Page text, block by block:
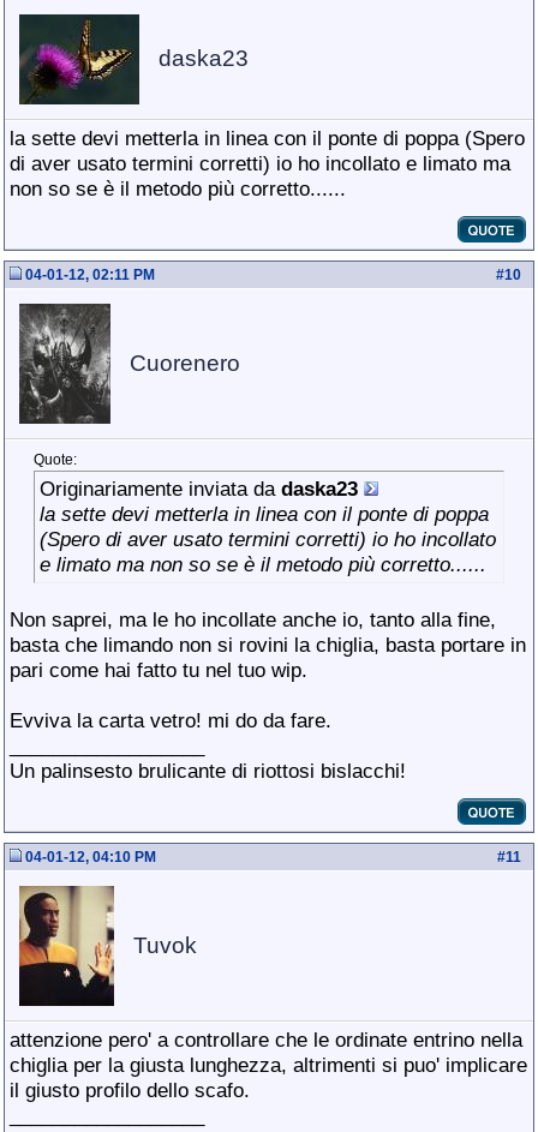
daska23
la sette devi metterla in linea con il ponte di poppa (Spero
di aver usato termini corretti) io ho incollato e limato ma
non so se è il metodo più corretto......
#10
04-01-12, 02:11 PM
Cuorenero
Quote:
Originariamente inviata da daska23
la sette devi metterla in linea con il ponte di poppa
(Spero di aver usato termini corretti) io ho incollato
e limato ma non so se è il metodo più corretto......
Non saprei, ma le ho incollate anche io, tanto alla fine,
basta che limando non si rovini la chiglia, basta portare in
pari come hai fatto tu nel tuo wip.
Evviva la carta vetro! mi do da fare.
Un palinsesto brulicante di riottosi bislacchi!
#11
04-01-12, 04:10 PM
Tuvok
attenzione pero' a controllare che le ordinate entrino nella
chiglia per la giusta lunghezza, altrimenti si puo' implicare
il giusto profilo dello scafo.